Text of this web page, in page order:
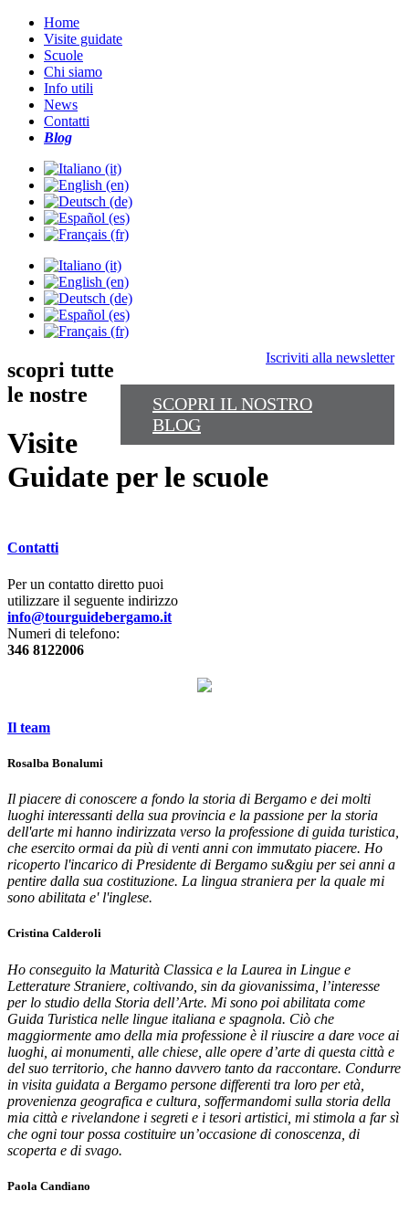
Home
Visite guidate
Scuole
Chi siamo
Info utili
News
Contatti
Blog
Iscriviti alla newsletter
SCOPRI IL NOSTRO
BLOG
scopri tutte
le nostre
Visite
Guidate per le scuole
Contatti
Per un contatto diretto puoi
utilizzare il seguente indirizzo
info@tourguidebergamo.it
Numeri di telefono:
346 8122006
Il team
Rosalba Bonalumi
Il piacere di conoscere a fondo la storia di Bergamo e dei molti
luoghi interessanti della sua provincia e la passione per la storia
dell'arte mi hanno indirizzata verso la professione di guida turistica,
che esercito ormai da più di venti anni con immutato piacere. Ho
ricoperto l'incarico di Presidente di Bergamo su&giu per sei anni a
pentire dalla sua costituzione. La lingua straniera per la quale mi
sono abilitata e' l'inglese.
Cristina Calderoli
Ho conseguito la Maturità Classica e la Laurea in Lingue e
Letterature Straniere, coltivando, sin da giovanissima, l’interesse
per lo studio della Storia dell’Arte. Mi sono poi abilitata come
Guida Turistica nelle lingue italiana e spagnola. Ciò che
maggiormente amo della mia professione è il riuscire a dare voce ai
luoghi, ai monumenti, alle chiese, alle opere d’arte di questa città e
del suo territorio, che hanno davvero tanto da raccontare. Condurre
in visita guidata a Bergamo persone differenti tra loro per età,
provenienza geografica e cultura, soffermandomi sulla storia della
mia città e rivelandone i segreti e i tesori artistici, mi stimola a far sì
che ogni tour possa costituire un’occasione di conoscenza, di
scoperta e di svago.
Paola Candiano